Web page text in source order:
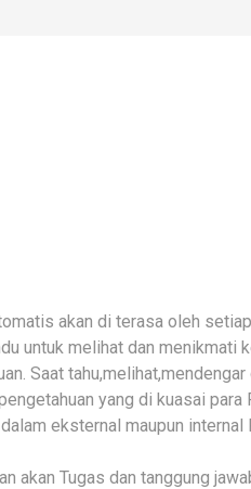
akan di terasa oleh
untuk melihat dan menikmati
Saat
yang di kuasai para
eksternal maupun internal
akan Tugas dan tanggung